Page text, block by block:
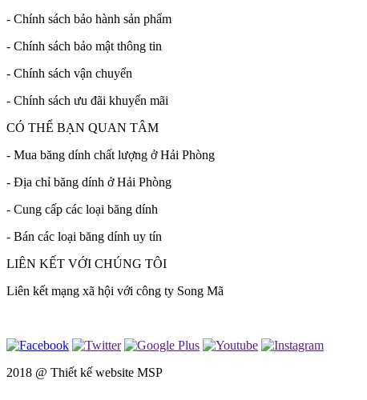
- Chính sách bảo hành sản phẩm
- Chính sách bảo mật thông tin
- Chính sách vận chuyển
- Chính sách ưu đãi khuyến mãi
CÓ THỂ BẠN QUAN TÂM
- Mua băng dính chất lượng ở Hải Phòng
- Địa chỉ băng dính ở Hải Phòng
- Cung cấp các loại băng dính
- Bán các loại băng dính uy tín
LIÊN KẾT VỚI CHÚNG TÔI
Liên kết mạng xã hội với công ty Song Mã
2018 @ Thiết kế website MSP